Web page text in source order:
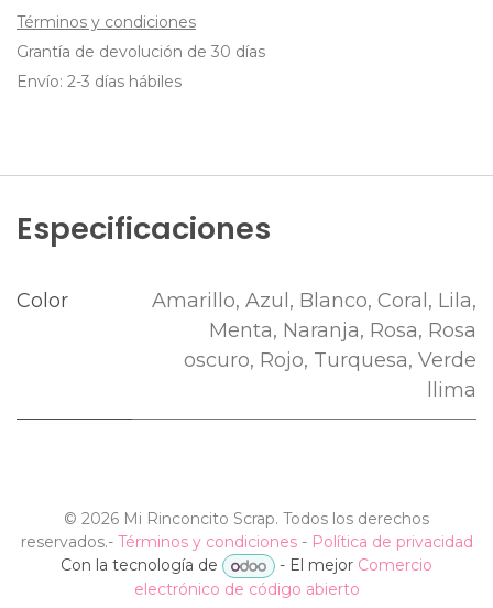
Términos y condiciones
Grantía de devolución de 30 días
Envío: 2-3 días hábiles
Especificaciones
Color Amarillo, Azul, Blanco, Coral, Lila,
Menta, Naranja, Rosa, Rosa
oscuro, Rojo, Turquesa, Verde
llima
© 2026 Mi Rinconcito Scrap. Todos los derechos
reservados.- Términos y condiciones- Política de privacidad
Con la tecnología de
- El mejor Comercio
electrónico de código abierto